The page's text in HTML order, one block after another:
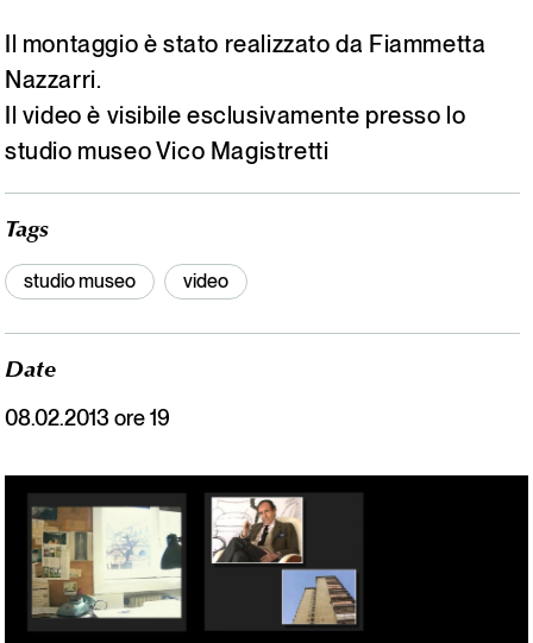
Il montaggio è stato realizzato da Fiammetta
Nazzarri.
Il video è visibile esclusivamente presso lo
studio museo Vico Magistretti
Tags
studio museo video
Date
08.02.2013 ore 19